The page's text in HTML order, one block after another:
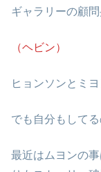
ギャラリーの顧
（ヘビン）
ヒョンソンとミ
でも自分もして
最近はムヨンの